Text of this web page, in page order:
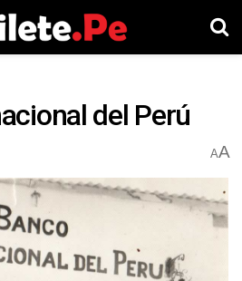
del Perú
AA